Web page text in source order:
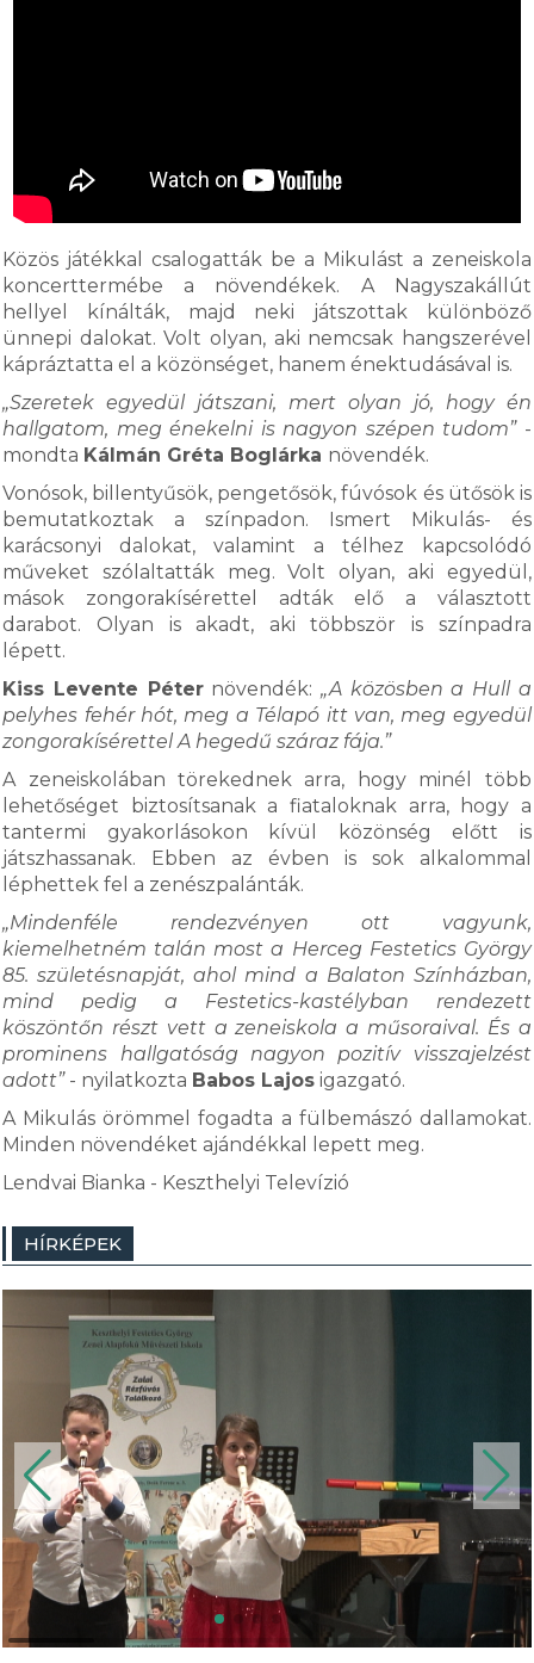
Közös játékkal csalogatták be a Mikulást a zeneiskola
koncerttermébe a növendékek. A Nagyszakállút
hellyel kínálták, majd neki játszottak különböző
ünnepi dalokat. Volt olyan, aki nemcsak hangszerével
kápráztatta el a közönséget, hanem énektudásával is.
„Szeretek egyedül játszani, mert olyan jó, hogy én
hallgatom, meg énekelni is nagyon szépen tudom”-
mondta Kálmán Gréta Boglárka növendék.
Vonósok, billentyűsök, pengetősök, fúvósok és ütősök is
bemutatkoztak a színpadon. Ismert Mikulás- és
karácsonyi dalokat, valamint a télhez kapcsolódó
műveket szólaltatták meg. Volt olyan, aki egyedül,
mások zongorakísérettel adták elő a választott
darabot. Olyan is akadt, aki többször is színpadra
lépett.
Kiss Levente Péternövendék: „A közösben a Hull a
pelyhes fehér hót, meg a Télapó itt van, meg egyedül
zongorakísérettel A hegedű száraz fája.”
A zeneiskolában törekednek arra, hogy minél több
lehetőséget biztosítsanak a fiataloknak arra, hogy a
tantermi gyakorlásokon kívül közönség előtt is
játszhassanak. Ebben az évben is sok alkalommal
léphettek fel a zenészpalánták.
„Mindenféle rendezvényen ott vagyunk,
kiemelhetném talán most a Herceg Festetics György
85. születésnapját, ahol mind a Balaton Színházban,
mind pedig a Festetics-kastélyban rendezett
köszöntőn részt vett a zeneiskola a műsoraival. És a
prominens hallgatóság nagyon pozitív visszajelzést
adott”- nyilatkozta Babos Lajos igazgató.
A Mikulás örömmel fogadta a fülbemászó dallamokat.
Minden növendéket ajándékkal lepett meg.
Lendvai Bianka - Keszthelyi Televízió
HÍRKÉPEK